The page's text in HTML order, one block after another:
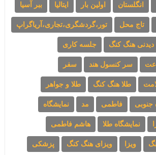
انگلستان اولین بار ایتالیا ببر آسیا
تاج محل تور،گردشگری،تجاری،آریاگراپ
دیدنی هنگ کنگ جلسه کاری
سر کنسول هند سفر
طلا هنگ کنگ طلا و جواهر
جنوبی فاطمی مد نمایشگاه
نمایشگاه طلا هاشم فاطمی
ویزا ویزای هنگ کنگ پزشکی